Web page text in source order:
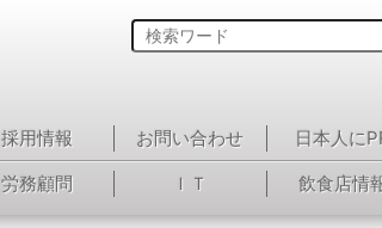
採用情報 お問い合わせ
日本人に
労務顧問 ＩＴ 飲食店情